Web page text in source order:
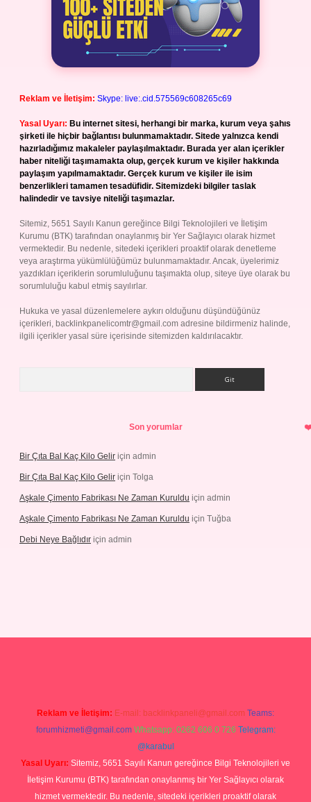
Reklam ve İletişim: Skype: live:.cid.575569c608265c69
Yasal Uyarı: Bu internet sitesi, herhangi bir marka, kurum veya şahıs
şirketi ile hiçbir bağlantısı bulunmamaktadır. Sitede yalnızca kendi
hazırladığımız makaleler paylaşılmaktadır. Burada yer alan içerikler
haber niteliği taşımamakta olup, gerçek kurum ve kişiler hakkında
paylaşım yapılmamaktadır. Gerçek kurum ve kişiler ile isim
benzerlikleri tamamen tesadüfidir. Sitemizdeki bilgiler taslak
halindedir ve tavsiye niteliği taşımazlar.
Sitemiz, 5651 Sayılı Kanun gereğince Bilgi Teknolojileri ve İletişim
Kurumu (BTK) tarafından onaylanmış bir Yer Sağlayıcı olarak hizmet
vermektedir. Bu nedenle, sitedeki içerikleri proaktif olarak denetleme
veya araştırma yükümlülüğümüz bulunmamaktadır. Ancak, üyelerimiz
yazdıkları içeriklerin sorumluluğunu taşımakta olup, siteye üye olarak bu
sorumluluğu kabul etmiş sayılırlar.
Hukuka ve yasal düzenlemelere aykırı olduğunu düşündüğünüz
içerikleri, backlinkpanelicomtr@gmail.com adresine bildirmeniz halinde,
ilgili içerikler yasal süre içerisinde sitemizden kaldırılacaktır.
Son yorumlar
Bir Çıta Bal Kaç Kilo Gelir için admin
Bir Çıta Bal Kaç Kilo Gelir için Tolga
Aşkale Çimento Fabrikası Ne Zaman Kuruldu için admin
Aşkale Çimento Fabrikası Ne Zaman Kuruldu için Tuğba
Debi Neye Bağlıdır için admin
Reklam ve İletişim: E-mail: backlinkpaneli@gmail.com Teams:
forumhizmeti@gmail.com Whatsapp: 0262 606 0 726 Telegram:
@karabul
Yasal Uyarı: Sitemiz, 5651 Sayılı Kanun gereğince Bilgi Teknolojileri ve
İletişim Kurumu (BTK) tarafından onaylanmış bir Yer Sağlayıcı olarak
hizmet vermektedir. Bu nedenle, sitedeki içerikleri proaktif olarak